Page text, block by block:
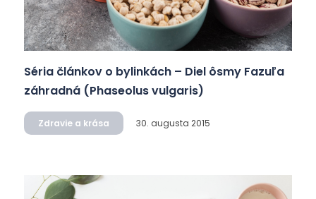
Séria článkov o bylinkách – Diel ôsmy Fazuľa
záhradná (Phaseolus vulgaris)
Zdravie a krása 30. augusta 2015